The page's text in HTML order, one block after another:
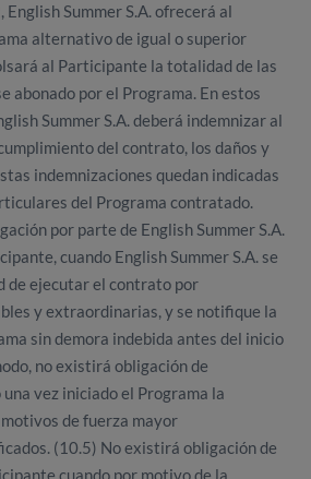
Summer S.A. ofrecerá al
alternativo de igual o superior
al Participante la totalidad de las
abonado por el Programa. En estos
Summer S.A. deberá indemnizar al
del contrato, los daños y
indemnizaciones quedan indicadas
del Programa contratado.
por parte de English Summer S.A.
cuando English Summer S.A. se
de ejecutar el contrato por
y extraordinarias, y se notifique la
sin demora indebida antes del inicio
no existirá obligación de
vez iniciado el Programa la
de fuerza mayor
(10.5) No existirá obligación de
cuando por motivo de la